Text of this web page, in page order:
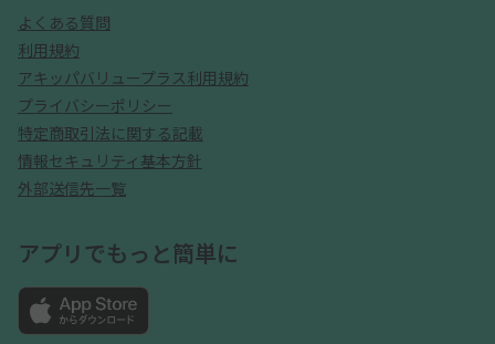
よくある質問
利用規約
アキッパバリュープラス利用規約
プライバシーポリシー
特定商取引法に関する記載
情報セキュリティ基本方針
外部送信先一覧
アプリでもっと簡単に